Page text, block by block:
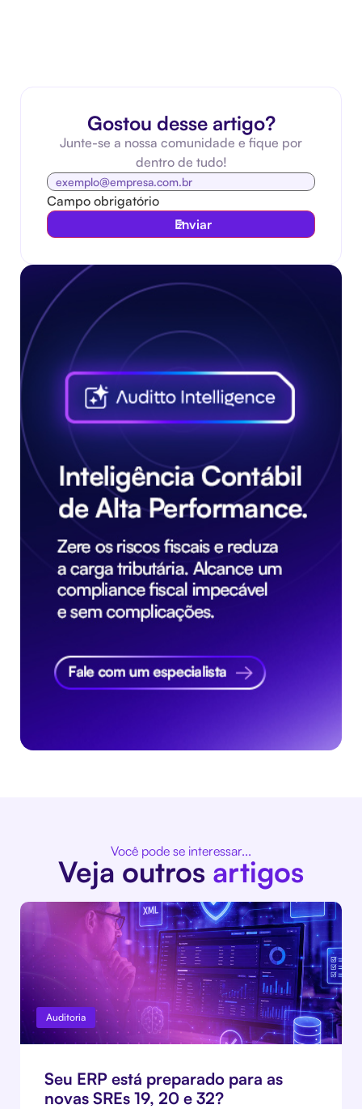
Gostou desse artigo?
Junte-se a nossa comunidade e fique por
dentro de tudo!
Campo obrigatório
Enviar
Você pode se interessar...
Veja outros artigos
Auditoria
Seu ERP está preparado para as
novas SREs 19, 20 e 32?